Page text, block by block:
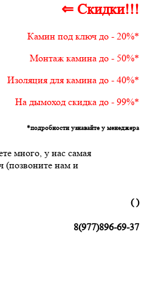
⇐ Скидки!!!
Камин под ключ до - 20%*
Монтаж камина до - 50%*
Изоляция для камина до - 40%*
На дымоход скидка до - 99%*
*подробности узнавайте у менеджера
много, у нас самая
(позвоните нам и
( )
8(977)896-69-37